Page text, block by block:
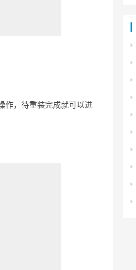
，待重装完成就可以进